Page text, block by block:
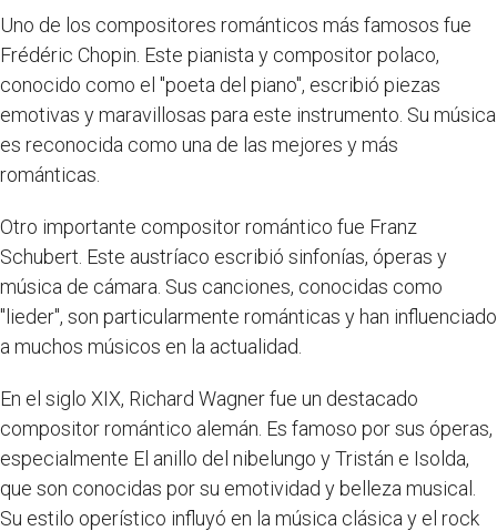
Uno de los compositores románticos más famosos fue
Frédéric Chopin. Este pianista y compositor polaco,
conocido como el "poeta del piano", escribió piezas
emotivas y maravillosas para este instrumento. Su música
es reconocida como una de las mejores y más
románticas.
Otro importante compositor romántico fue Franz
Schubert. Este austríaco escribió sinfonías, óperas y
música de cámara. Sus canciones, conocidas como
"lieder", son particularmente románticas y han influenciado
a muchos músicos en la actualidad.
En el siglo XIX, Richard Wagner fue un destacado
compositor romántico alemán. Es famoso por sus óperas,
especialmente El anillo del nibelungo y Tristán e Isolda,
que son conocidas por su emotividad y belleza musical.
Su estilo operístico influyó en la música clásica y el rock